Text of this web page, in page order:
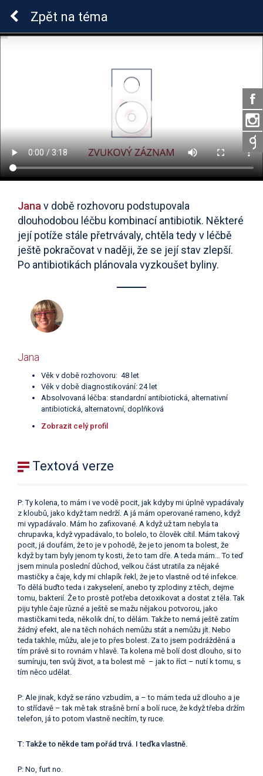
Lymeská borrelióza
Zpět na téma
Jana v době rozhovoru podstupovala
dlouhodobou léčbu kombinací antibiotik. Některé
její potíže stále přetrvávaly, chtěla tedy v léčbě
ještě pokračovat v naději, že se její stav zlepší.
Po antibiotikách plánovala vyzkoušet byliny.
Jana
Věk v době rozhovoru: 48 let
Věk v době diagnostikování: 24 let
Absolvovaná léčba: standardní antibiotická, alternativní
antibiotická, alternatovní, doplňková
Zobrazit celý profil
Textová verze
P: Ty kolena, to mám i ve vodě pocit, jak kdyby mi úplně vypadávaly
z kloubů, jako když tam nedrží. A já mám operované rameno, když
mi vypadávalo. Mám ho zafixované. A když už tam nebyla ta
chrupavka, když vypadávalo, to bolelo, to člověk cítil. Mám takový
pocit, já doufám, že to je v pohodě, že je to jenom ta bolest, že
když by tam byly jenom ty kosti, že to tam dře. A teda mám… To teď
jsem minula poslední důchod, velkou část utratila za nějaké
mastičky a čaje, kdy mi chlapík řekl, že je to vlastně od té infekce.
To dělá buďto teda i zakyselení, anebo ty zplodiny z těch, dejme
tomu, bakterií. Že to prostě potřeba detoxikovat a dostat z těla. Tak
piju tyhle čaje různé a ještě se mažu nějakou potvorou, jako
mastičkami teda, několik dní, to dělám. Takže to nemá ještě zatím
žádný efekt, ale na těch nohách nemůžu stát a nemůžu jít. Nebo
teda takhle, můžu, ale je to přes bolest. Za to jsem podrážděná a
tím právě si to rovnám v hlavě. Ta kolena mě bolí dost dlouho, si to
sumíruju, ten svůj život, a ta bolest mě – jak to říct – nutí k tomu, s
tím něco udělat.
P: Ale jinak, když se ráno vzbudím, a – to mám teda už dlouho a je
to střídavě – tak mě tak strašně brní a bolí ruce, že když třeba držím
telefon, já to potom vlastně necítím, ty ruce.
T: Takže to někde tam pořád trvá. I teďka vlastně.
P: No, furt no.